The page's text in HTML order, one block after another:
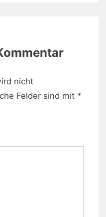
nicht
Felder sind mit *